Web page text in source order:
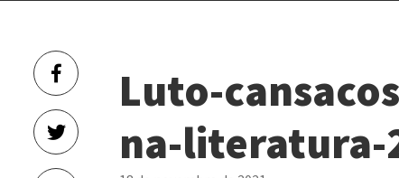
Luto-
na-literatura-